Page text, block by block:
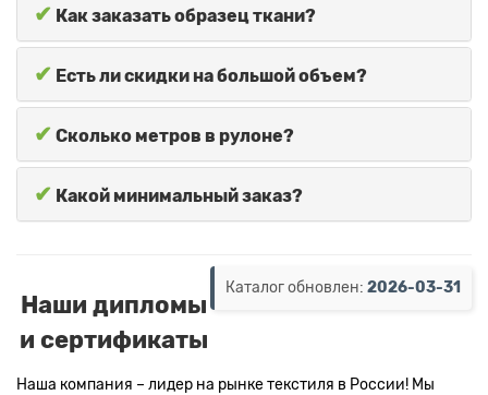
✔ Как заказать образец ткани?
✔ Есть ли скидки на большой объем?
✔ Сколько метров в рулоне?
✔ Какой минимальный заказ?
Каталог обновлен: 2026-03-31
Наши дипломы
и сертификаты
Наша компания – лидер на рынке текстиля в России! Мы